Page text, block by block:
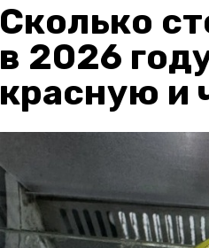
Сколько
в 2026
красную и